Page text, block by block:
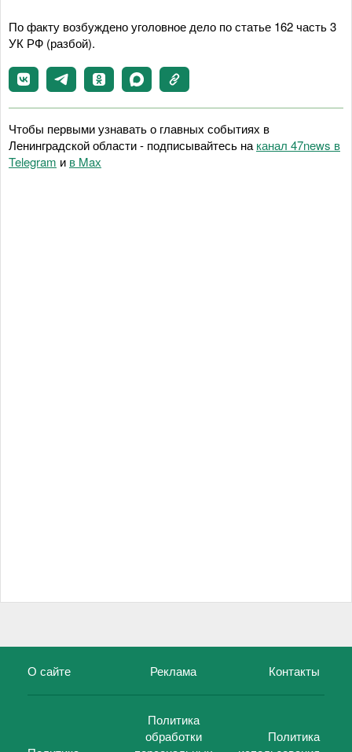
По факту возбуждено уголовное дело по статье 162 часть 3
УК РФ (разбой).
Чтобы первыми узнавать о главных событиях в
Ленинградской области - подписывайтесь на канал 47news в
Telegram и в Maх
О сайте Реклама Контакты
Политика
обработки
Политика